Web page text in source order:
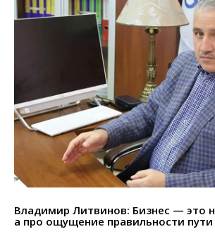
Владимир Литвинов: Бизнес — это
а про ощущение правильности пути